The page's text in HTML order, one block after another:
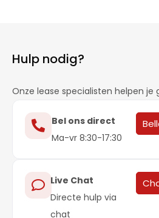
Hulp nodig?
Onze lease specialisten helpen je
Bel ons direct
Ma-vr 8:30-17:30
Live Chat
Directe hulp via
chat